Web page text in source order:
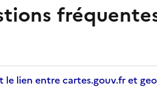
le lien entre cartes.gouv.fr et